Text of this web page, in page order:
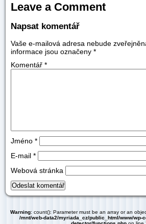
Leave a Comment
Napsat komentář
Vaše e-mailová adresa nebude
informace jsou označeny *
Komentář *
Jméno *
E-mail *
Webová stránka
Warning: count(): Parameter must be an array or an
/mnt/web-data2/myriada_cz/public_html/www/wp-